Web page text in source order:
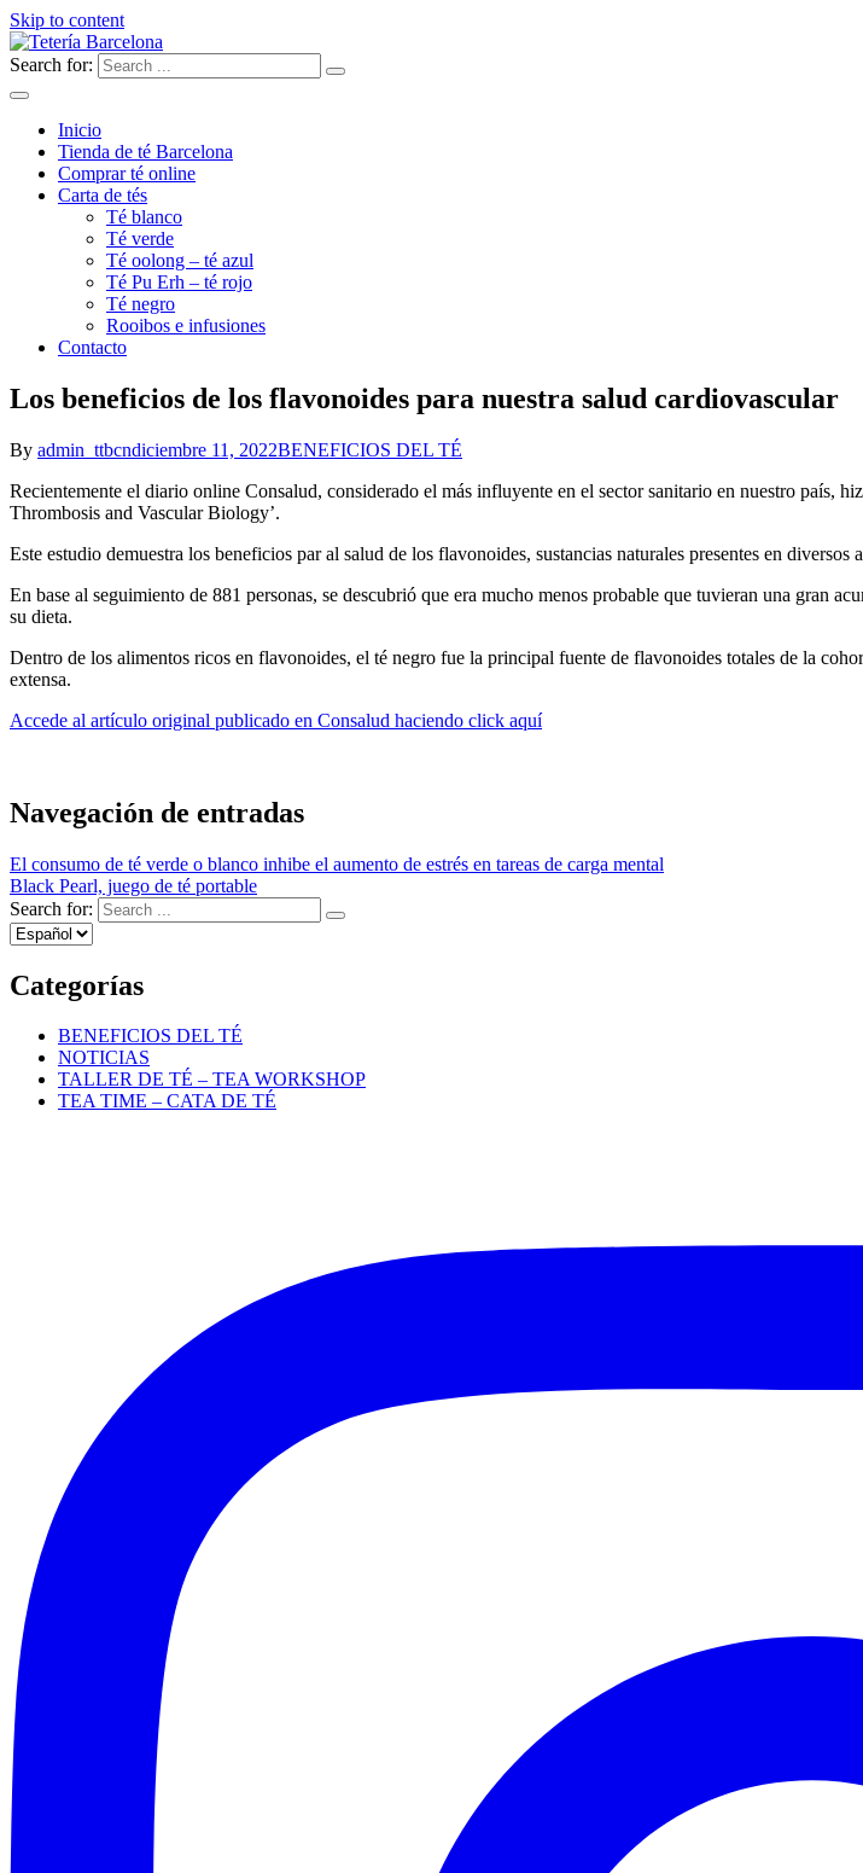
Skip to content
Tetería Barcelona | Tienda de Te Online
Tienda de té Tetería en Barcelona: té rojo, té verde, té blanco, té Oolong, Rooibos, accesorios de té y más |
Shop in Barcelona: red tea, green tea, white tea, Oolong tea, Rooibos, tea accessories and more
Search for:
Inicio
Tienda de té Barcelona
Comprar té online
Carta de tés
Té blanco
Té verde
Té oolong – té azul
Té Pu Erh – té rojo
Té negro
Rooibos e infusiones
Contacto
Los beneficios de los flavonoides para nuestra salud cardiovascular
By admin_ttbcndiciembre 11, 2022BENEFICIOS DEL TÉ
Recientemente el diario online Consalud, considerado el más influyente en el sector sanitario en nuestro país,
Thrombosis and Vascular Biology’.
Este estudio demuestra los beneficios par al salud de los flavonoides, sustancias naturales presentes en diversos
En base al seguimiento de 881 personas, se descubrió que era mucho menos probable que tuvieran una
su dieta.
Dentro de los alimentos ricos en flavonoides, el té negro fue la principal fuente de flavonoides totales de la
extensa.
Accede al artículo original publicado en Consalud haciendo click aquí
Navegación de entradas
El consumo de té verde o blanco inhibe el aumento de estrés en tareas de carga mental
Black Pearl, juego de té portable
Search for:
Categorías
BENEFICIOS DEL TÉ
NOTICIAS
TALLER DE TÉ – TEA WORKSHOP
TEA TIME – CATA DE TÉ